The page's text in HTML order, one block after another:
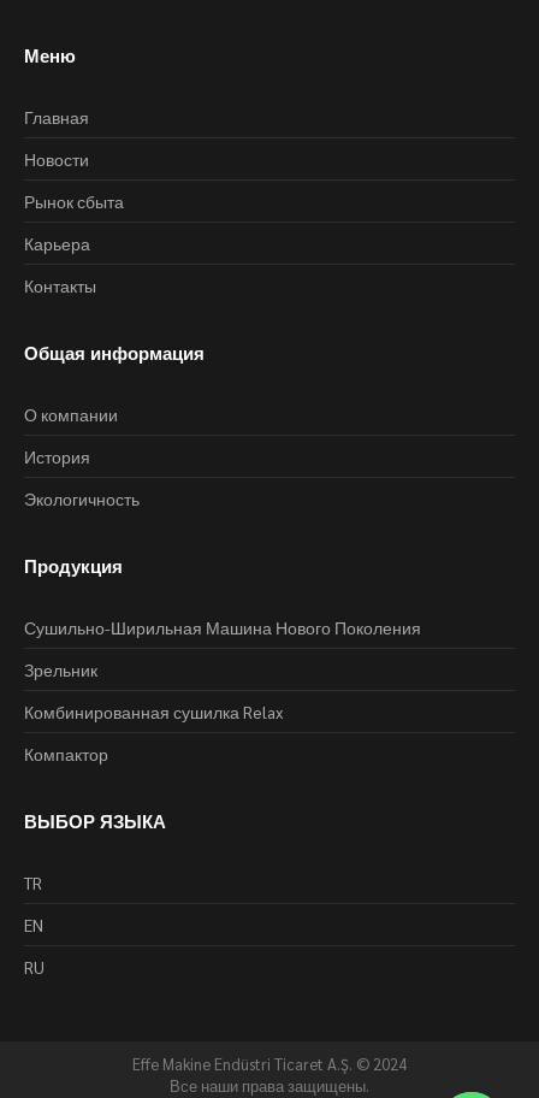
Меню
Главная
Новости
Рынок сбыта
Карьера
Контакты
Общая информация
О компании
История
Экологичность
Продукция
Сушильно-Ширильная Машина Нового Поколения
Зрельник
Комбинированная сушилка Relax
Компактор
ВЫБОР ЯЗЫКА
TR
EN
RU
Effe Makine Endüstri Ticaret A.Ş. © 2024
Все наши права защищены.